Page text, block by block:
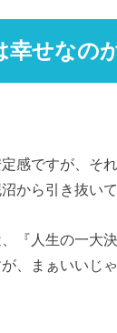
幸せなの
感ですが、そ
から引き抜い
、『人生の一
、まぁいいじ